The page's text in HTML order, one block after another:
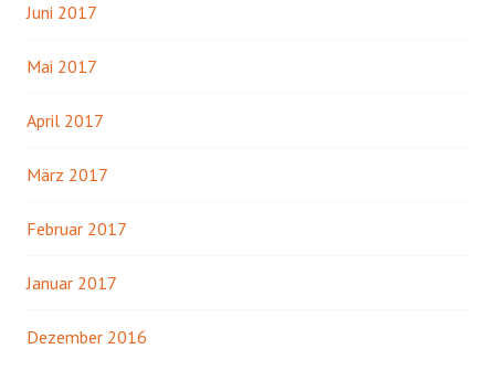
Juni 2017
Mai 2017
April 2017
März 2017
Februar 2017
Januar 2017
Dezember 2016